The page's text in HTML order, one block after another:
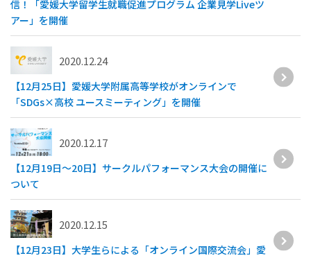
信！「愛媛大学留学生就職促進プログラム 企業見学Liveツ
アー」を開催
2020.12.24
【12月25日】愛媛大学附属高等学校がオンラインで
「SDGs×高校 ユースミーティング」を開催
2020.12.17
【12月19日～20日】サークルパフォーマンス大会の開催に
ついて
2020.12.15
【12月23日】大学生らによる「オンライン国際交流会」愛